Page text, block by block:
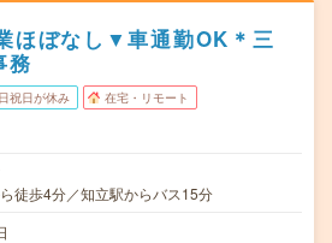
ほぼなし▼車通勤OK＊三
務
祝日が休み 在宅・リモート
徒歩4分／知立駅からバス15分